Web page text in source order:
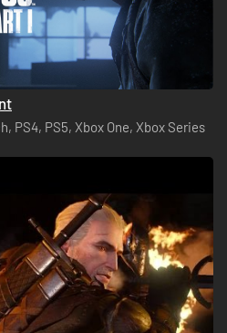
PS4, PS5, Xbox One, Xbox Series